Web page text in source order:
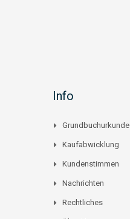
Info
Grundbuchurkunde
Kaufabwicklung
Kundenstimmen
Nachrichten
Rechtliches